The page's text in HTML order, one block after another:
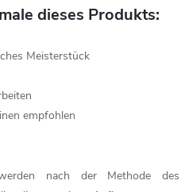
dieses Produkts:
Meisterstück
empfohlen
nach der Methode des